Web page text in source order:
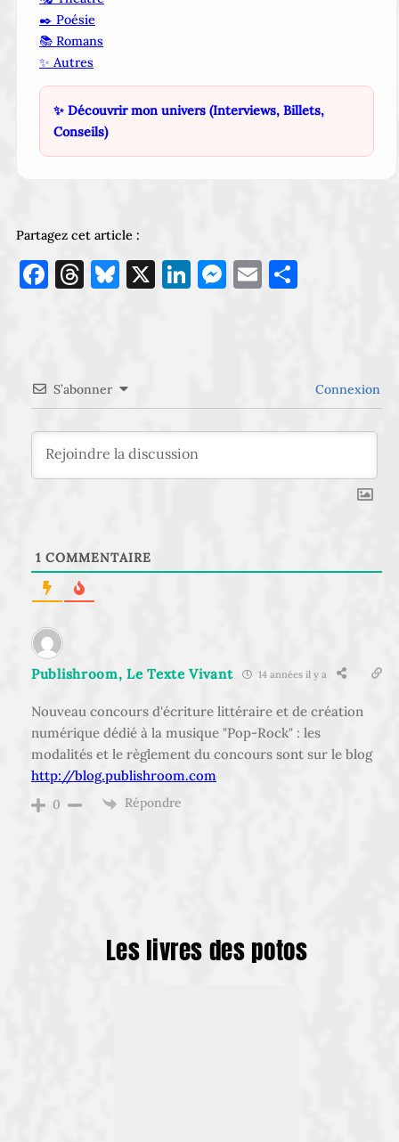
✒️ Poésie
📚 Romans
✨ Autres
✨ Découvrir mon univers (Interviews, Billets,
Conseils)
Partagez cet article :
Facebook
Threads
Bluesky
X LinkedIn
Messenger
Email
S’abonner Connexion
1 COMMENTAIRE
Publishroom, Le Texte Vivant 14 années il y a
Nouveau concours d'écriture littéraire et de création
numérique dédié à la musique "Pop-Rock" : les
modalités et le règlement du concours sont sur le blog
http://blog.publishroom.com
0 Répondre
Les livres des potos